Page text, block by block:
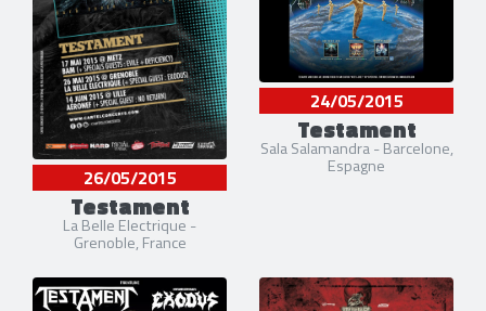
26/05/2015
Testament
La Belle Electrique -
Grenoble, France
24/05/2015
Testament
Sala Salamandra - Barcelone,
Espagne